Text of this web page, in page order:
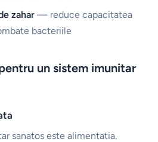
zahar — reduce capacitatea
bacteriile
un sistem imunitar
sanatos este alimentatia.